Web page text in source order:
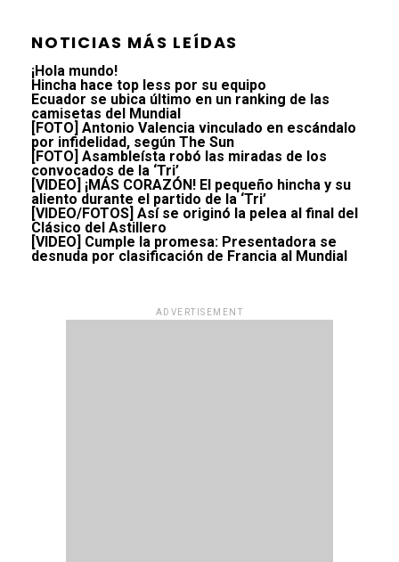
NOTICIAS MÁS LEÍDAS
¡Hola mundo!
Hincha hace top less por su equipo
Ecuador se ubica último en un ranking de las
camisetas del Mundial
[FOTO] Antonio Valencia vinculado en escándalo
por infidelidad, según The Sun
[FOTO] Asambleísta robó las miradas de los
convocados de la ‘Tri’
[VIDEO] ¡MÁS CORAZÓN! El pequeño hincha y su
aliento durante el partido de la ‘Tri’
[VIDEO/FOTOS] Así se originó la pelea al final del
Clásico del Astillero
[VIDEO] Cumple la promesa: Presentadora se
desnuda por clasificación de Francia al Mundial
ADVERTISEMENT